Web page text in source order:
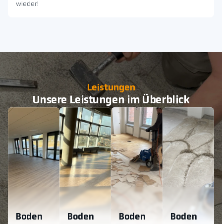
wieder!
Leistungen
Unsere Leistungen im Überblick
Boden
Boden
Boden
Boden